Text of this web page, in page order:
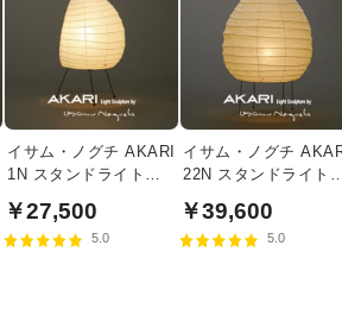
イサム・ノグチ AKARI
1N スタンドライト
￥27,500
5.0
イサム・ノグチ
22N スタンドライト
￥39,600
5.0